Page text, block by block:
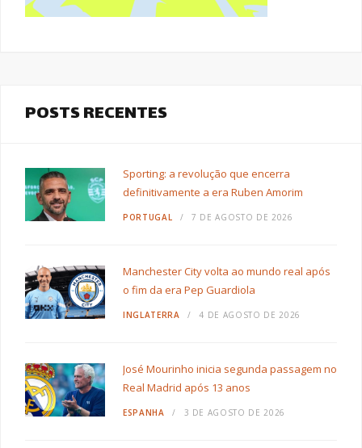
POSTS RECENTES
Sporting: a revolução que encerra
definitivamente a era Ruben Amorim
PORTUGAL 7 DE AGOSTO DE 2026
Manchester City volta ao mundo real após
o fim da era Pep Guardiola
INGLATERRA 4 DE AGOSTO DE 2026
José Mourinho inicia segunda passagem no
Real Madrid após 13 anos
ESPANHA 3 DE AGOSTO DE 2026